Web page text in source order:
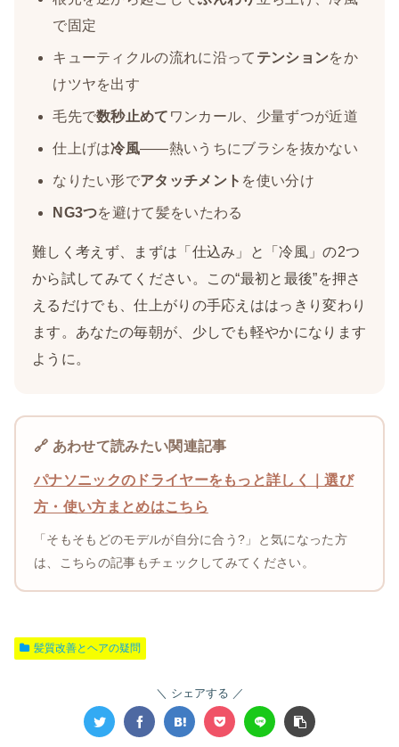
で固定
キューティクルの流れに沿って テンションをか
けツヤを出す
毛先で数秒止めて ワンカール、少量ずつが近道
仕上げは冷風——熱いうちにブラシを抜かない
なりたい形でアタッチメント を使い分け
NG3つを避けて髪をいたわる
難しく考えず、まずは「仕込み」と「冷風」の2つ
から試してみてください。この“最初と最後”を押さ
えるだけでも、仕上がりの手応えははっきり変わり
ます。あなたの毎朝が、少しでも軽やかになります
ように。
🔗 あわせて読みたい関連記事
パナソニックのドライヤーをもっと詳しく｜選び
方・使い方まとめはこちら
「そもそもどのモデルが自分に合う?」と気になった方
は、こちらの記事もチェックしてみてください。
髪質改善とヘアの疑問
シェアする